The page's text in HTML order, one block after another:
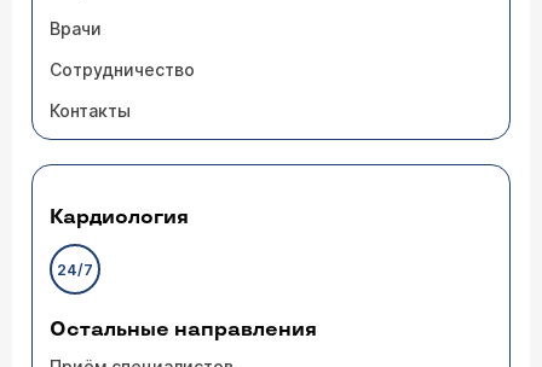
Врачи
Сотрудничество
Контакты
Кардиология
24/7
Остальные направления